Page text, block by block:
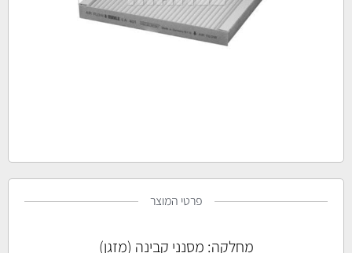
פרטי המוצר
מחלקה: מסנני קבינה (מזגן)